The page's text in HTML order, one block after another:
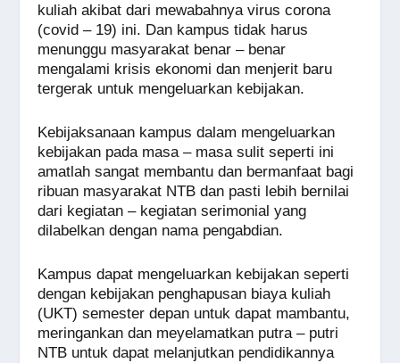
kuliah akibat dari mewabahnya virus corona
(covid – 19) ini. Dan kampus tidak harus
menunggu masyarakat benar – benar
mengalami krisis ekonomi dan menjerit baru
tergerak untuk mengeluarkan kebijakan.
Kebijaksanaan kampus dalam mengeluarkan
kebijakan pada masa – masa sulit seperti ini
amatlah sangat membantu dan bermanfaat bagi
ribuan masyarakat NTB dan pasti lebih bernilai
dari kegiatan – kegiatan serimonial yang
dilabelkan dengan nama pengabdian.
Kampus dapat mengeluarkan kebijakan seperti
dengan kebijakan penghapusan biaya kuliah
(UKT) semester depan untuk dapat mambantu,
meringankan dan meyelamatkan putra – putri
NTB untuk dapat melanjutkan pendidikannya